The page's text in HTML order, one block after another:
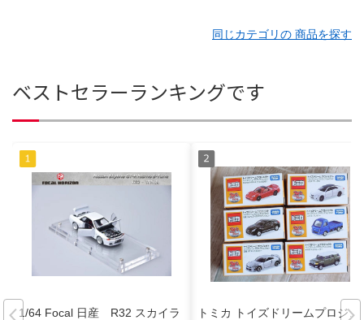
同じカテゴリの 商品を探す
ベストセラーランキングです
1/64 Focal 日産 R32 スカイラ トミカ トイズドリームプロジェ